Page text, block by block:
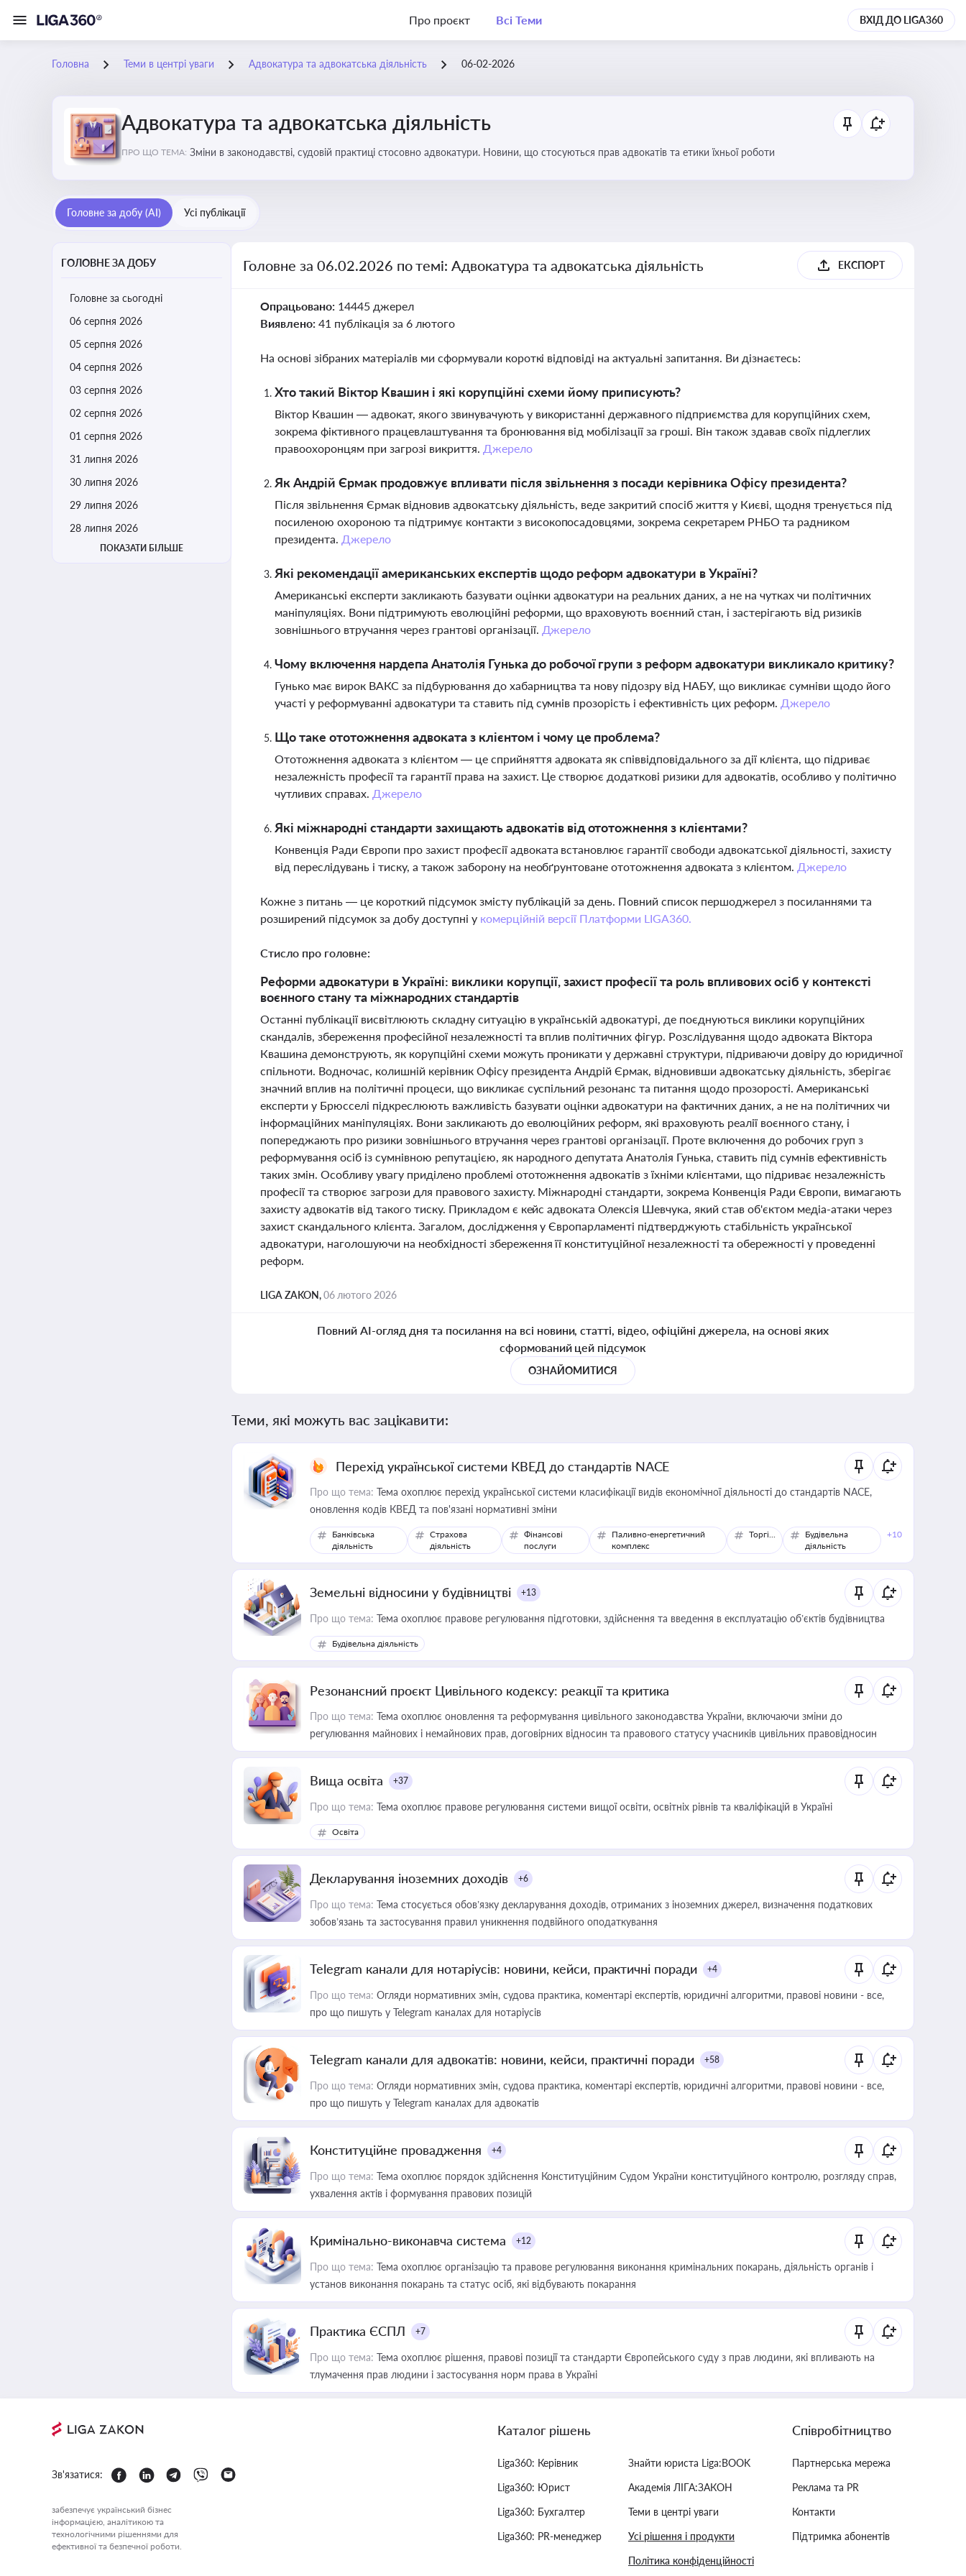
Про проєкт Всі Теми ВХІД ДО LIGA360
Головна Теми в центрі уваги Адвокатура та адвокатська діяльність 06-02-2026
Адвокатура та адвокатська діяльність
ПРО ЩО ТЕМА: Зміни в законодавстві, судовій практиці стосовно адвокатури. Новини, що стосуються прав адвокатів та етики їхньої роботи
Головне за добу (AI) Усі публікації
ГОЛОВНЕ ЗА ДОБУ
Головне за сьогодні
06 серпня 2026
05 серпня 2026
04 серпня 2026
03 серпня 2026
02 серпня 2026
01 серпня 2026
31 липня 2026
30 липня 2026
29 липня 2026
28 липня 2026
ПОКАЗАТИ БІЛЬШЕ
Головне за 06.02.2026 по темі: Адвокатура та адвокатська діяльність ЕКСПОРТ
Опрацьовано: 14445 джерел
Виявлено: 41 публікація за 6 лютого
На основі зібраних матеріалів ми сформували короткі відповіді на актуальні запитання. Ви дізнаєтесь:
Хто такий Віктор Квашин і які корупційні схеми йому приписують?
Віктор Квашин — адвокат, якого звинувачують у використанні державного підприємства для корупційних схем,
зокрема фіктивного працевлаштування та бронювання від мобілізації за гроші. Він також здавав своїх підлеглих
правоохоронцям при загрозі викриття. Джерело
Як Андрій Єрмак продовжує впливати після звільнення з посади керівника Офісу президента?
Після звільнення Єрмак відновив адвокатську діяльність, веде закритий спосіб життя у Києві, щодня тренується під
посиленою охороною та підтримує контакти з високопосадовцями, зокрема секретарем РНБО та радником
президента. Джерело
Які рекомендації американських експертів щодо реформ адвокатури в Україні?
Американські експерти закликають базувати оцінки адвокатури на реальних даних, а не на чутках чи політичних
маніпуляціях. Вони підтримують еволюційні реформи, що враховують воєнний стан, і застерігають від ризиків
зовнішнього втручання через грантові організації. Джерело
Чому включення нардепа Анатолія Гунька до робочої групи з реформ адвокатури викликало критику?
Гунько має вирок ВАКС за підбурювання до хабарництва та нову підозру від НАБУ, що викликає сумніви щодо його
участі у реформуванні адвокатури та ставить під сумнів прозорість і ефективність цих реформ. Джерело
Що таке ототожнення адвоката з клієнтом і чому це проблема?
Ототожнення адвоката з клієнтом — це сприйняття адвоката як співвідповідального за дії клієнта, що підриває
незалежність професії та гарантії права на захист. Це створює додаткові ризики для адвокатів, особливо у політично
чутливих справах. Джерело
Які міжнародні стандарти захищають адвокатів від ототожнення з клієнтами?
Конвенція Ради Європи про захист професії адвоката встановлює гарантії свободи адвокатської діяльності, захисту
від переслідувань і тиску, а також заборону на необґрунтоване ототожнення адвоката з клієнтом. Джерело
Кожне з питань — це короткий підсумок змісту публікацій за день. Повний список першоджерел з посиланнями та
розширений підсумок за добу доступні у комерційній версії Платформи LIGA360.
Стисло про головне:
Реформи адвокатури в Україні: виклики корупції, захист професії та роль впливових осіб у контексті
воєнного стану та міжнародних стандартів
Останні публікації висвітлюють складну ситуацію в українській адвокатурі, де поєднуються виклики корупційних
скандалів, збереження професійної незалежності та вплив політичних фігур. Розслідування щодо адвоката Віктора
Квашина демонструють, як корупційні схеми можуть проникати у державні структури, підриваючи довіру до юридичної
спільноти. Водночас, колишній керівник Офісу президента Андрій Єрмак, відновивши адвокатську діяльність, зберігає
значний вплив на політичні процеси, що викликає суспільний резонанс та питання щодо прозорості. Американські
експерти у Брюсселі підкреслюють важливість базувати оцінки адвокатури на фактичних даних, а не на політичних чи
інформаційних маніпуляціях. Вони закликають до еволюційних реформ, які враховують реалії воєнного стану, і
попереджають про ризики зовнішнього втручання через грантові організації. Проте включення до робочих груп з
реформування осіб із сумнівною репутацією, як народного депутата Анатолія Гунька, ставить під сумнів ефективність
таких змін. Особливу увагу приділено проблемі ототожнення адвокатів з їхніми клієнтами, що підриває незалежність
професії та створює загрози для правового захисту. Міжнародні стандарти, зокрема Конвенція Ради Європи, вимагають
захисту адвокатів від такого тиску. Прикладом є кейс адвоката Олексія Шевчука, який став об'єктом медіа-атаки через
захист скандального клієнта. Загалом, дослідження у Європарламенті підтверджують стабільність української
адвокатури, наголошуючи на необхідності збереження її конституційної незалежності та обережності у проведенні
реформ.
LIGA ZAKON,06 лютого 2026
Повний AI-огляд дня та посилання на всі новини, статті, відео, офіційні джерела, на основі яких
сформований цей підсумок
ОЗНАЙОМИТИСЯ
Теми, які можуть вас зацікавити:
Перехід української системи КВЕД до стандартів NACE
Про що тема: Тема охоплює перехід української системи класифікації видів економічної діяльності до стандартів NACE,
оновлення кодів КВЕД та пов'язані нормативні зміни
Банківська
діяльність
Страхова
діяльність
Фінансові
послуги
Паливно-енергетичний
комплекс
Торгівля
Будівельна
діяльність
+10
Земельні відносини у будівництві +13
Про що тема: Тема охоплює правове регулювання підготовки, здійснення та введення в експлуатацію об’єктів будівництва
Будівельна діяльність
Резонансний проєкт Цивільного кодексу: реакції та критика
Про що тема: Тема охоплює оновлення та реформування цивільного законодавства України, включаючи зміни до
регулювання майнових і немайнових прав, договірних відносин та правового статусу учасників цивільних правовідносин
Вища освіта +37
Про що тема: Тема охоплює правове регулювання системи вищої освіти, освітніх рівнів та кваліфікацій в Україні
Освіта
Декларування іноземних доходів +6
Про що тема: Тема стосується обов’язку декларування доходів, отриманих з іноземних джерел, визначення податкових
зобов’язань та застосування правил уникнення подвійного оподаткування
Telegram канали для нотаріусів: новини, кейси, практичні поради +4
Про що тема: Огляди нормативних змін, судова практика, коментарі експертів, юридичні алгоритми, правові новини - все,
про що пишуть у Telegram каналах для нотаріусів
Telegram канали для адвокатів: новини, кейси, практичні поради +58
Про що тема: Огляди нормативних змін, судова практика, коментарі експертів, юридичні алгоритми, правові новини - все,
про що пишуть у Telegram каналах для адвокатів
Конституційне провадження +4
Про що тема: Тема охоплює порядок здійснення Конституційним Судом України конституційного контролю, розгляду справ,
ухвалення актів і формування правових позицій
Кримінально-виконавча система +12
Про що тема: Тема охоплює організацію та правове регулювання виконання кримінальних покарань, діяльність органів і
установ виконання покарань та статус осіб, які відбувають покарання
Практика ЄСПЛ +7
Про що тема: Тема охоплює рішення, правові позиції та стандарти Європейського суду з прав людини, які впливають на
тлумачення прав людини і застосування норм права в Україні
Зв'язатися:
забезпечує український бізнес
інформацією, аналітикою та
технологічними рішеннями для
ефективної та безпечної роботи.
Каталог рішень
Liga360: Керівник
Liga360: Юрист
Liga360: Бухгалтер
Liga360: PR-менеджер
Знайти юриста Liga:BOOK
Академія ЛІГА:ЗАКОН
Теми в центрі уваги
Усі рішення і продукти
Політика конфіденційності
Співробітництво
Партнерська мережа
Реклама та PR
Контакти
Підтримка абонентів